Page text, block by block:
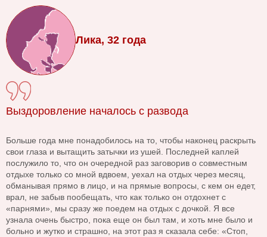
Лика, 32 года
Выздоровление началось с развода
Больше года мне понадобилось на то, чтобы наконец раскрыть
свои глаза и вытащить затычки из ушей. Последней каплей
послужило то, что он очередной раз заговорив о совместным
отдыхе только со мной вдвоем, уехал на отдых через месяц,
обманывая прямо в лицо, и на прямые вопросы, с кем он едет,
врал, не забыв пообещать, что как только он отдохнет с
«парнями», мы сразу же поедем на отдых с дочкой. Я все
узнала очень быстро, пока еще он был там, и хоть мне было и
больно и жутко и страшно, на этот раз я сказала себе: «Стоп,